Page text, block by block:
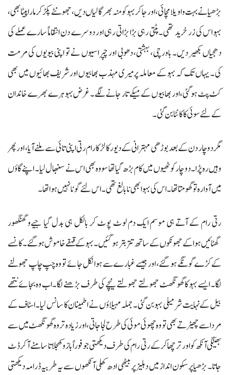
بڑھیا نے بہت واویلا مچائی، اور جا کر بہو کو منہ بھر گالیاں دیں، جھونٹے پکڑ کر مارا پیٹا بھی،
بہو اس کی زر خرید تھی۔ پٹتی رہی بڑا بڑاتی رہی اور دوسرے دن انتقاماً سارے عملے کی
دھجیاں بکھیر دیں۔ باورچی، بہشتی، دھوبی اور چپراسیوں نے تو اپنی بیویوں کی مرمت
کی۔ یہاں تک کہ بہو کے معاملہ پر میری مہذب بھابیوں اور شریف بھائیوں میں بھی
کٹ پٹ ہو گئی، اور بھابیوں کے میکے تار جانے لگے۔ غرض بہو ہرے بھرے خاندان
کے لئے سوئی کا کانٹا بن گئی۔
مگر دو چار دن کے بعد بوڑھی مہترانی کے دیور کا لڑکا رام رتی اپنی تائی سے ملنے آیا، اور پھر
وہیں رہ پڑا۔ دو چار کوٹھیوں میں کام بڑھ گیا تھا سو وہ بھی اس نے سنبھال لیا۔ اپنے گاؤں
میں آوارہ تو گھومتا تھا۔ اس کی بہو ابھی نابالغ تھی۔ اس لئے گونا نہیں ہوا تھا۔
رتی رام کے آتے ہی موسم ایک دم لوٹ پوٹ کر بالکل ہی بدل گیا جیےو گھنگھور
گھٹائیں ہوا کے جھونکوں کے ساتھ تتر بتر ہو گئیں۔ بہو کے قہقے خاموش ہو گئے۔ کانسے
کے کڑے گونگے ہو گئے، اور جیسے غبار ے سے ہوا نکل جائے تو وہ چپ چاپ جھولنے
لگا۔ ایسے بہو کا گھونگھٹ جھولتے جھولتے نیچے کی طرف بڑھنے لگا۔ اب وہ بجائے نتھے
بیل کے نہایت شرمیلی بہو بن گئی۔ جملہ مہیلاؤں نے اطمینان کا سانس لیا۔ اسٹاف کے
مرد اسے چھیڑتے بھی تو وہ چھوئی موئی کی طرح لجا جاتی، اور زیادہ تر وہ گھونگھٹ میں سے
بھینگی آنکھ کو اور ترچھا کرکے رتی رام کی طرف دیکھتی جو فوراً بازو کھجلاتا سامنے آ کر ڈٹ
جاتا۔ بڑھیا پرسکون انداز میں دہلیز پر بیٹھی ادھ کھلی آنکھوں سے یہ طربیہ ڈرامہ دیکھتی